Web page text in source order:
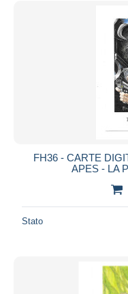
FH36 - CARTE
APES - LA
Stato